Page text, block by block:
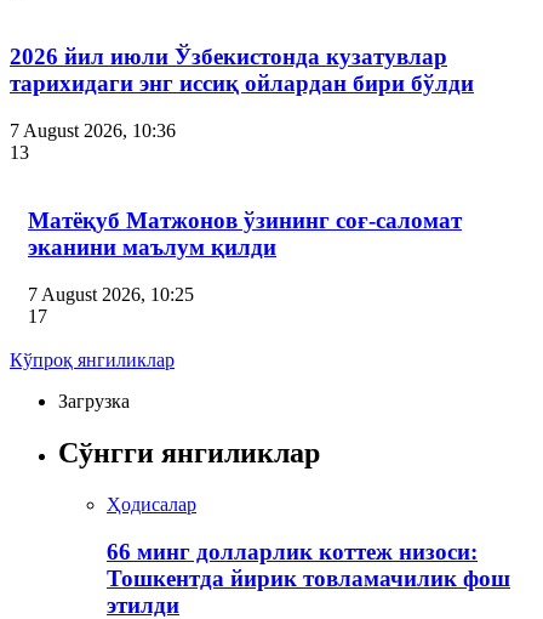
2026 йил июли Ўзбекистонда кузатувлар
тарихидаги энг иссиқ ойлардан бири бўлди
7 August 2026, 10:36
13
Матёқуб Матжонов ўзининг соғ-саломат
эканини маълум қилди
7 August 2026, 10:25
17
Кўпроқ янгиликлар
Загрузка
Сўнгги янгиликлар
Ҳодисалар
66 минг долларлик коттеж низоси:
Тошкентда йирик товламачилик фош
этилди